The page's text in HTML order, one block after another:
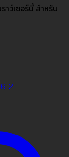
าว์เซอร์นี้ สำหรับ